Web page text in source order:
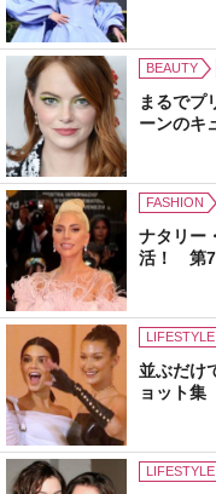
BEAUTY
まるでプ
ーンのキ
FASHION
ナタリー
活！ 第
LIFESTYLE
並ぶだけ
ョット集
LIFESTYLE